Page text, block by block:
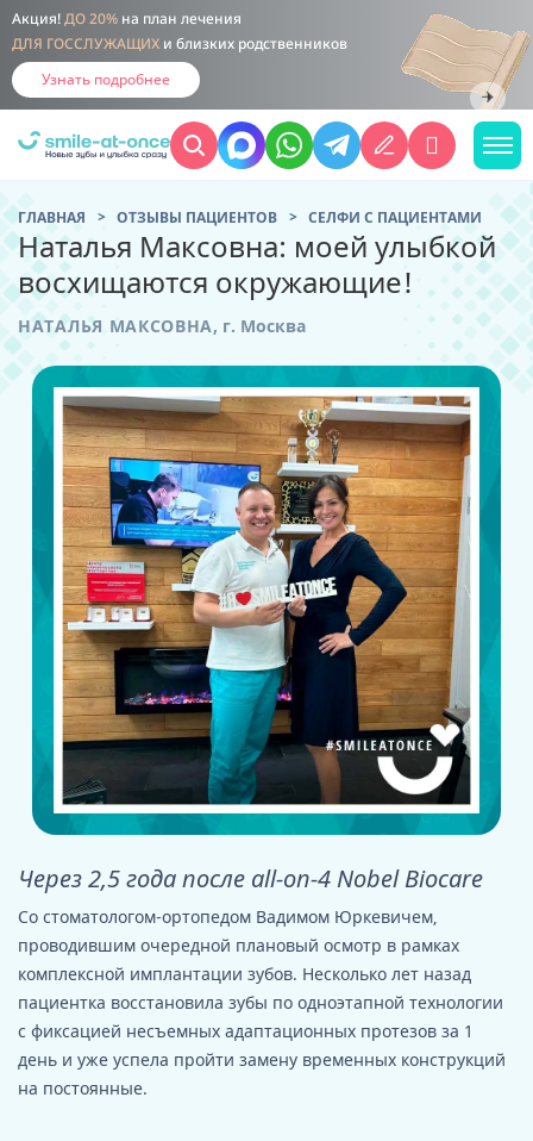
Акция! ДО 20% на план лечения
ДЛЯ ГОССЛУЖАЩИХ и близких родственников
Узнать подробнее
ГЛАВНАЯ ОТЗЫВЫ ПАЦИЕНТОВ CЕЛФИ С ПАЦИЕНТАМИ
Наталья Максовна: моей улыбкой
восхищаются окружающие!
НАТАЛЬЯ МАКСОВНА, г. Москва
Через 2,5 года после all-on-4 Nobel Biocare
Со стоматологом-ортопедом Вадимом Юркевичем,
проводившим очередной плановый осмотр в рамках
комплексной имплантации зубов. Несколько лет назад
пациентка восстановила зубы по одноэтапной технологии
с фиксацией несъемных адаптационных протезов за 1
день и уже успела пройти замену временных конструкций
на постоянные.